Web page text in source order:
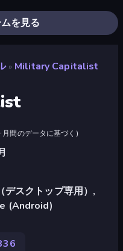
を見る
» Military Capitalist
間のデータに基づく )
デスクトップ専用）,
(Android)